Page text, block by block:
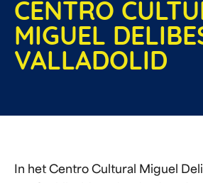
CENTRO
MIGUEL
VALLADOLID
In het Centro Cultural Miguel